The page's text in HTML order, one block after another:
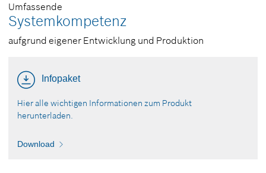
Umfassende
Systemkompetenz
aufgrund eigener Entwicklung und Produktion
Infopaket
Hier alle wichtigen Informationen zum Produkt
herunterladen.
Download